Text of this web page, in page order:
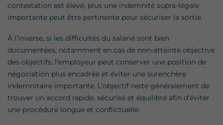
contestation est élevé, plus une indemnité supra-légale
importante peut être pertinente pour sécuriser la sortie.
À l’inverse, si les difficultés du salarié sont bien
documentées, notamment en cas de non-atteinte objective
des objectifs, l’employeur peut conserver une position de
négociation plus encadrée et éviter une surenchère
indemnitaire importante. L’objectif reste généralement de
trouver un accord rapide, sécurisé et équilibré afin d’éviter
une procédure longue et conflictuelle.